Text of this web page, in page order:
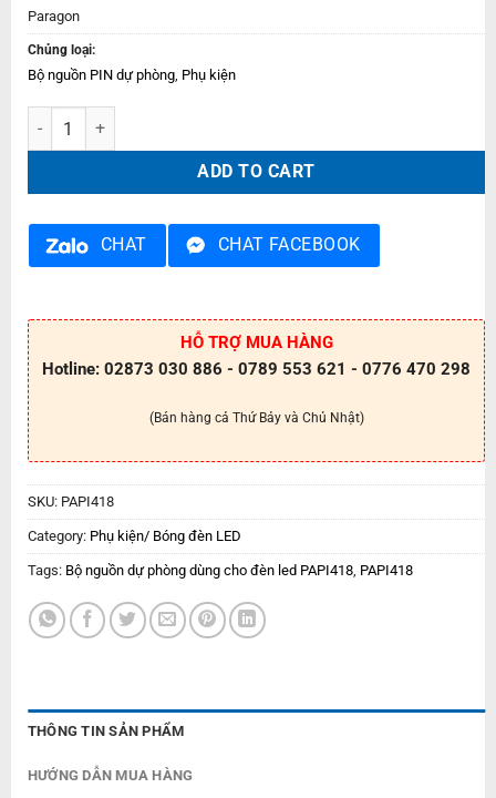
Paragon
Chủng loại:
Bộ nguồn PIN dự phòng, Phụ kiện
Bộ nguồn dự phòng dùng cho đèn led PAPI418 quantity
ADD TO CART
CHAT CHAT FACEBOOK
HỖ TRỢ MUA HÀNG
Hotline: 02873 030 886 - 0789 553 621 - 0776 470 298
(Bán hàng cả Thứ Bảy và Chủ Nhật)
SKU: PAPI418
Category: Phụ kiện/ Bóng đèn LED
Tags: Bộ nguồn dự phòng dùng cho đèn led PAPI418, PAPI418
THÔNG TIN SẢN PHẨM
HƯỚNG DẪN MUA HÀNG